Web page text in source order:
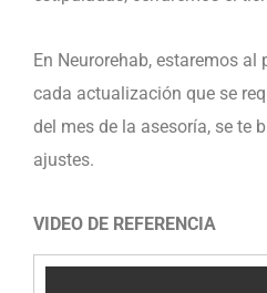
En Neurorehab, estaremos al
cada actualización que se
del mes de la asesoría, se te
ajustes.
VIDEO DE REFERENCIA